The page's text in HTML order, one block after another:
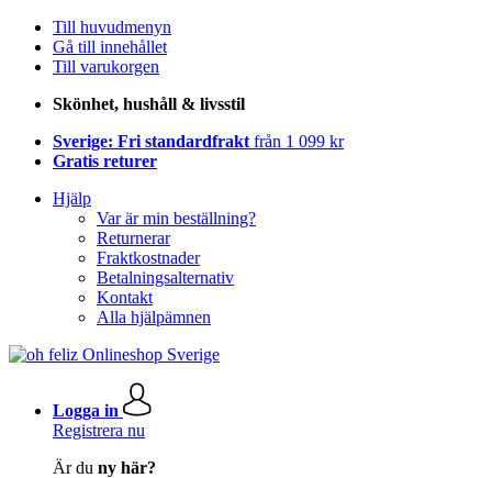
Till huvudmenyn
Gå till innehållet
Till varukorgen
Skönhet, hushåll & livsstil
Sverige: Fri standardfrakt från 1 099 kr
Gratis returer
Hjälp
Var är min beställning?
Returnerar
Fraktkostnader
Betalningsalternativ
Kontakt
Alla hjälpämnen
Logga in
Registrera nu
Är du ny här?